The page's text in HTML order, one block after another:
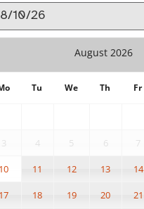
August 2026
Tu We Th Fr
3 4 5 6 7
10 11 12 13 14
17 18 19 20 21